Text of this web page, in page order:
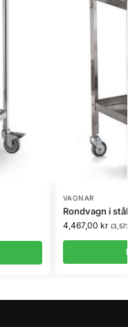
VAGNAR
Rondvagn i
4,467,00 kr (